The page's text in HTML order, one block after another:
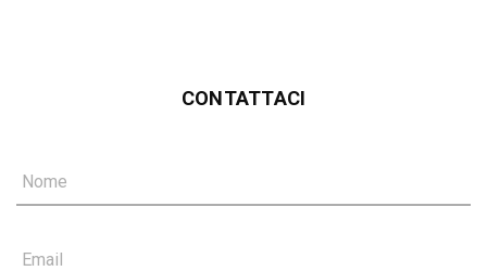
CONTATTACI
Nome
Email